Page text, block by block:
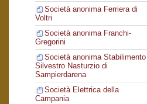
Società anonima Ferriera di
Voltri
Società anonima Franchi-
Gregorini
Società anonima Stabilimento
Silvestro Nasturzio di
Sampierdarena
Società Elettrica della
Campania